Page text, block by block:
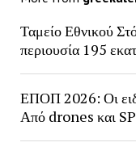
Ταμείο Εθνικού
περιουσία 195
ΕΠΟΠ 2026: Οι
Από drones και